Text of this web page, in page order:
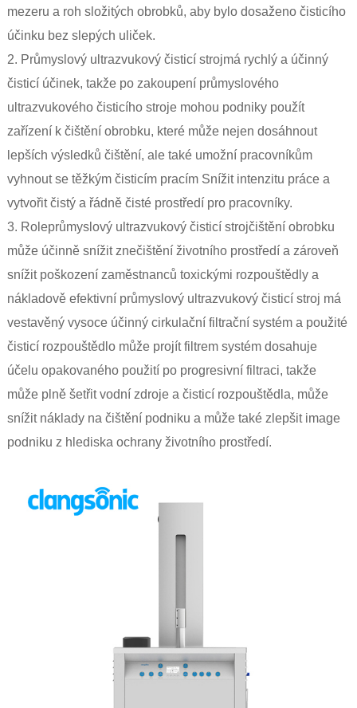
mezeru a roh složitých obrobků, aby bylo dosaženo čisticího
účinku bez slepých uliček.
2. Průmyslový ultrazvukový čisticí strojmá rychlý a účinný
čisticí účinek, takže po zakoupení průmyslového
ultrazvukového čisticího stroje mohou podniky použít
zařízení k čištění obrobku, které může nejen dosáhnout
lepších výsledků čištění, ale také umožní pracovníkům
vyhnout se těžkým čisticím pracím Snížit intenzitu práce a
vytvořit čistý a řádně čisté prostředí pro pracovníky.
3. Roleprůmyslový ultrazvukový čisticí strojčištění obrobku
může účinně snížit znečištění životního prostředí a zároveň
snížit poškození zaměstnanců toxickými rozpouštědly a
nákladově efektivní průmyslový ultrazvukový čisticí stroj má
vestavěný vysoce účinný cirkulační filtrační systém a použité
čisticí rozpouštědlo může projít filtrem systém dosahuje
účelu opakovaného použití po progresivní filtraci, takže
může plně šetřit vodní zdroje a čisticí rozpouštědla, může
snížit náklady na čištění podniku a může také zlepšit image
podniku z hlediska ochrany životního prostředí.